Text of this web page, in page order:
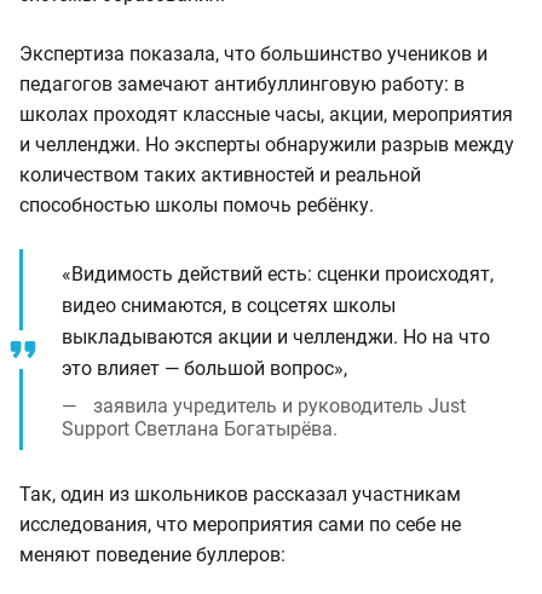
Экспертиза показала, что большинство учеников и
педагогов замечают антибуллинговую работу: в
школах проходят классные часы, акции, мероприятия
и челленджи. Но эксперты обнаружили разрыв между
количеством таких активностей и реальной
способностью школы помочь ребёнку.
«Видимость действий есть: сценки происходят,
видео снимаются, в соцсетях школы
выкладываются акции и челленджи. Но на что
это влияет — большой вопрос»,
заявила учредитель и руководитель Just
Support Светлана Богатырёва.
Так, один из школьников рассказал участникам
исследования, что мероприятия сами по себе не
меняют поведение буллеров: